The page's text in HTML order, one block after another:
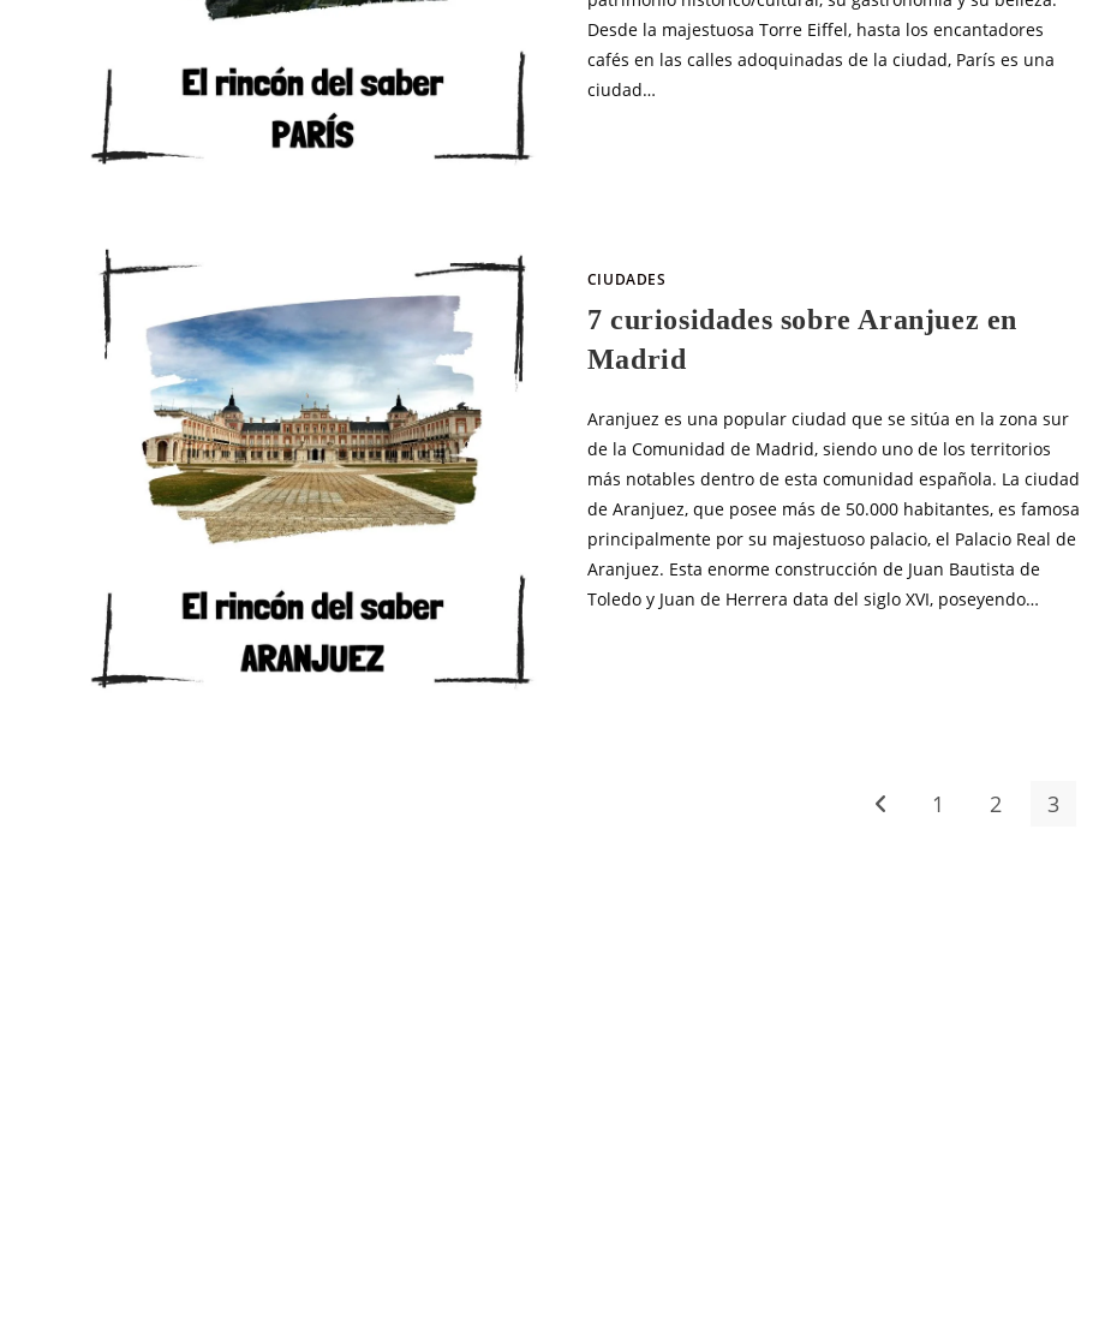
Desde la majestuosa Torre Eiffel, hasta los encantadores
cafés en las calles adoquinadas de la ciudad, París es una
ciudad…
CIUDADES
7 curiosidades sobre Aranjuez en
Madrid
Aranjuez es una popular ciudad que se sitúa en la zona sur
de la Comunidad de Madrid, siendo uno de los territorios
más notables dentro de esta comunidad española. La ciudad
de Aranjuez, que posee más de 50.000 habitantes, es famosa
principalmente por su majestuoso palacio, el Palacio Real de
Aranjuez. Esta enorme construcción de Juan Bautista de
Toledo y Juan de Herrera data del siglo XVI, poseyendo…
1 2 3